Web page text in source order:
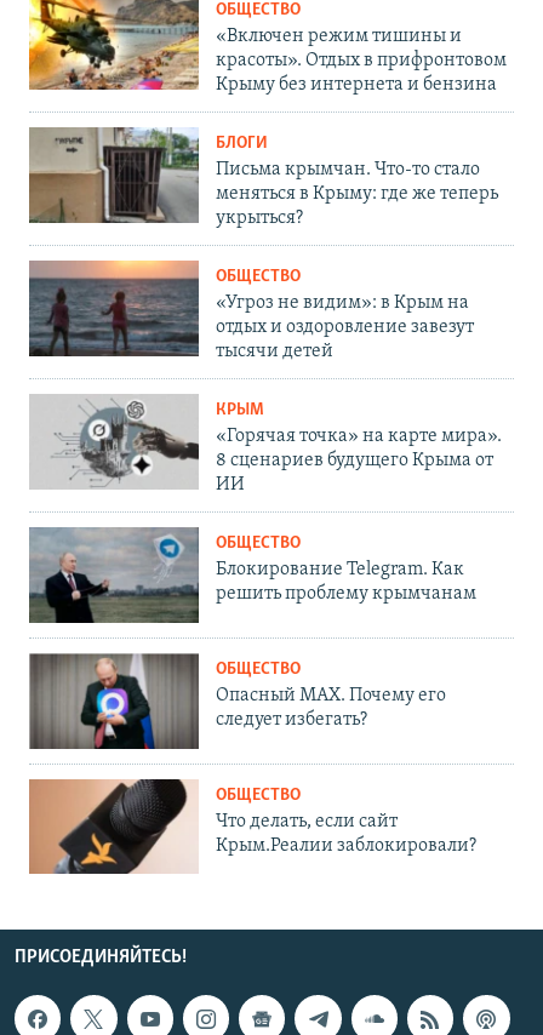
ОБЩЕСТВО
«Включен режим тишины и
красоты». Отдых в прифронтовом
Крыму без интернета и бензина
БЛОГИ
Письма крымчан. Что-то стало
меняться в Крыму: где же теперь
укрыться?
ОБЩЕСТВО
«Угроз не видим»: в Крым на
отдых и оздоровление завезут
тысячи детей
КРЫМ
«Горячая точка» на карте мира».
8 сценариев будущего Крыма от
ИИ
ОБЩЕСТВО
Блокирование Telegram. Как
решить проблему крымчанам
ОБЩЕСТВО
Опасный MAX. Почему его
следует избегать?
ОБЩЕСТВО
Что делать, если сайт
Крым.Реалии заблокировали?
ПРИСОЕДИНЯЙТЕСЬ!